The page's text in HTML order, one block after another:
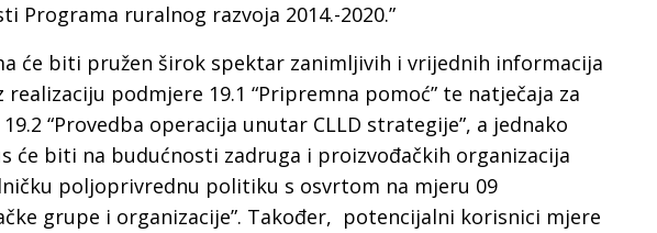
Programa ruralnog razvoja 2014.-2020.”
će biti pružen širok spektar zanimljivih i vrijednih informacija
realizaciju podmjere 19.1 “Pripremna pomoć” te natječaja za
“Provedba operacija unutar CLLD strategije”, a jednako
će biti na budućnosti zadruga i proizvođačkih organizacija
poljoprivrednu politiku s osvrtom na mjeru 09
grupe i organizacije”. Također, potencijalni korisnici mjere